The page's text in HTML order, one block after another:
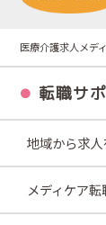
医療介護求人メデ
転職サ
地域から求
メディケア